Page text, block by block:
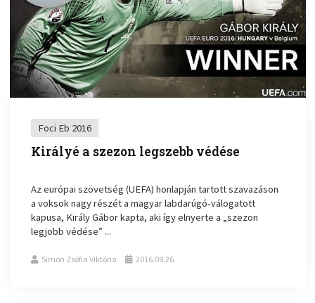
Foci Eb 2016
Királyé a szezon legszebb védése
Az európai szövetség (UEFA) honlapján tartott szavazáson
a voksok nagy részét a magyar labdarúgó-válogatott
kapusa, Király Gábor kapta, aki így elnyerte a „szezon
legjobb védése” ...
Simon Zsófia Viktória 2016.08.26.